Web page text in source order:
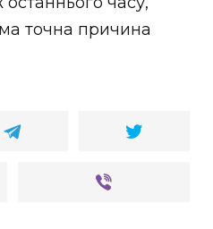
точна причина